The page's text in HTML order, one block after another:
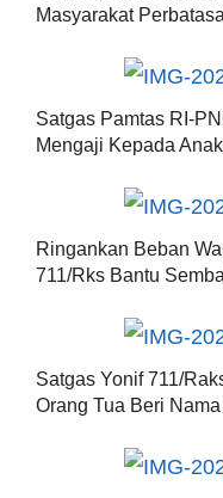
Masyarakat
Satgas Pamtas RI-
Mengaji Kepada
Ringankan Beban
711/Rks Bantu
Satgas Yonif 711/
Orang Tua Beri